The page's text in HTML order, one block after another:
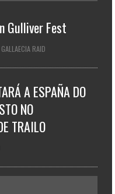
Gulliver Fest
RAID
A ESPAÑA DO
NO
TRAILO